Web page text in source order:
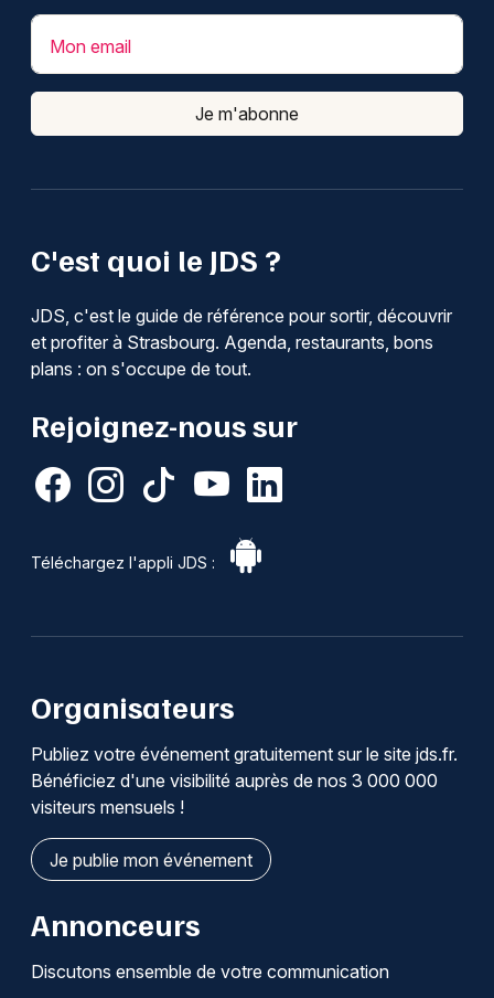
C'est quoi le JDS ?
JDS, c'est le guide de référence pour sortir, découvrir
et profiter à Strasbourg. Agenda, restaurants, bons
plans : on s'occupe de tout.
Rejoignez-nous sur
Téléchargez l'appli JDS :
Mon email
Je m'abonne
Organisateurs
Publiez votre événement gratuitement sur le site jds.fr.
Bénéficiez d'une visibilité auprès de nos 3 000 000
visiteurs mensuels !
Je publie mon événement
Annonceurs
Discutons ensemble de votre communication